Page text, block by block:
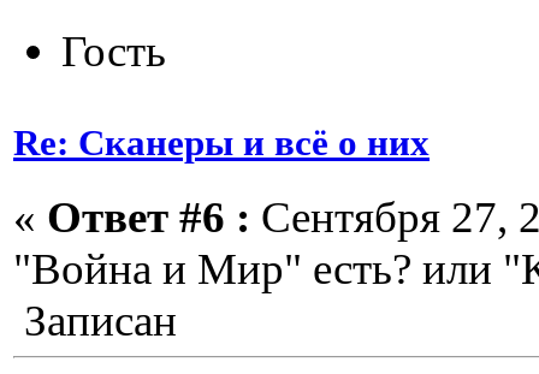
Гость
Re: Сканеры и всё о них
« Ответ #6 : Сентября 27,
"Война и Мир" есть? или
Записан